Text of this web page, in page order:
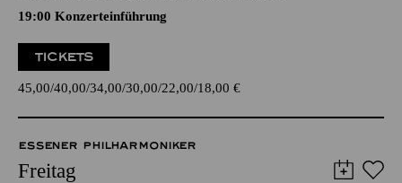
19:00 Konzerteinführung
TICKETS
45,00 40,00 34,00 30,00 22,00 18,00 €
ESSENER PHILHARMONIKER
Freitag